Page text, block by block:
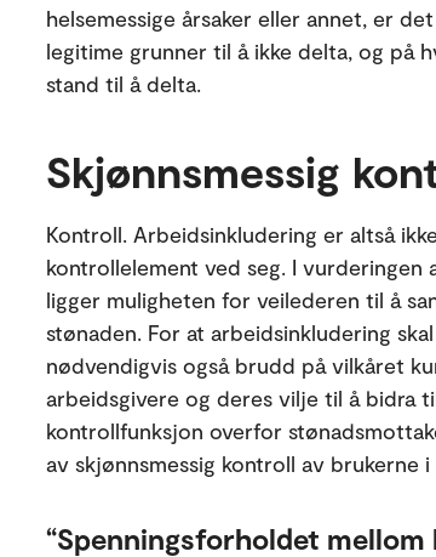
helsemessige årsaker eller annet, er
legitime grunner til å ikke delta, og på
stand til å delta.
Skjønnsmessig
Kontroll. Arbeidsinkludering er altså
kontrollelement ved seg. I
ligger muligheten for veilederen til å
stønaden. For at arbeidsinkludering
nødvendigvis også brudd på vilkåret
arbeidsgivere og deres vilje til å bidra
kontrollfunksjon overfor
av skjønnsmessig kontroll av brukerne
Spenningsforholdet